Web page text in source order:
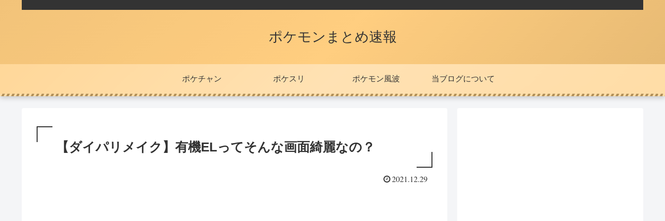
ポケモンまとめ速報
ポケチャン ポケスリ ポケモン風波 当ブログについて
【ダイパリメイク】有機ELってそんな画面綺麗なの？
2021.12.29